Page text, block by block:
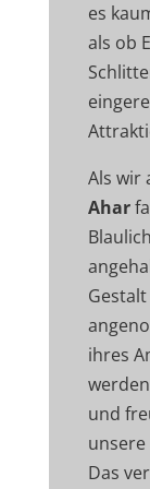
es
als ob
Als wir
Ahar
ihres
und
Das